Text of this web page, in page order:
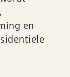
en